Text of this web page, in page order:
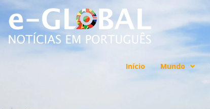
Início Mundo